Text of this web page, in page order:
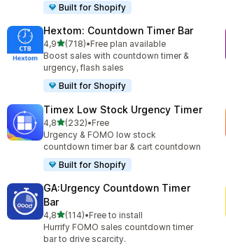
Built for Shopify
Hextom: Countdown Timer Bar
4,9/ 5 tähteä
(718)
718 arvostelua yhteensä
•Free plan available
Boost sales with countdown timer &
urgency, flash sales
Built for Shopify
Timex Low Stock Urgency Timer
4,8/ 5 tähteä
(232)
232 arvostelua yhteensä
•Free
Urgency & FOMO low stock
countdown timer bar & cart countdown
Built for Shopify
GA:Urgency Countdown Timer
Bar
4,8/ 5 tähteä
(114)
114 arvostelua yhteensä
•Free to install
Hurrify FOMO sales countdown timer
bar to drive scarcity.